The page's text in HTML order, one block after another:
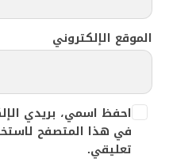
الموقع الإلكتروني
احفظ اسمي، بريدي
في هذا المتصفح
تعليقي.